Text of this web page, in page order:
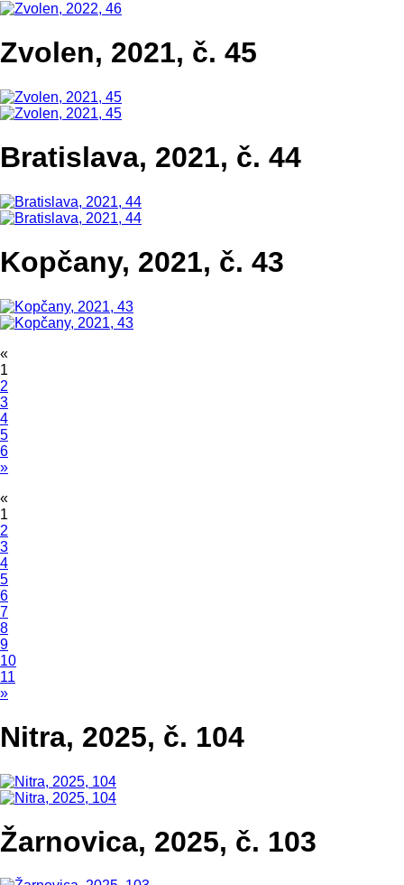
Zvolen, 2021, č. 45
Bratislava, 2021, č. 44
Kopčany, 2021, č. 43
«
1
2
3
4
5
6
»
«
1
2
3
4
5
6
7
8
9
10
11
»
Nitra, 2025, č. 104
Žarnovica, 2025, č. 103